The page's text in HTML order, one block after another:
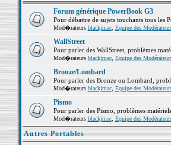
Forum générique PowerBook G3
Pour débattre de sujets touchants tous les
Mod�rateurs blackjmac, Equipe des
WallStreet
Pour parler des WallStreet, problèmes
Mod�rateurs blackjmac, Equipe des
Bronze/Lombard
Pour parler des Bronze ou Lombard,
Mod�rateurs blackjmac, Equipe des
Pismo
Pour parler des Pismo, problèmes
Mod�rateurs blackjmac, Equipe des
Autres Portables